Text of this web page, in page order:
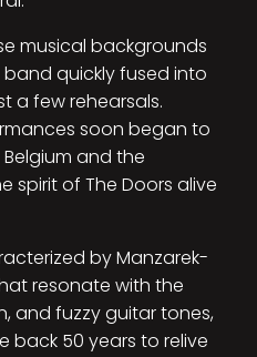
musical backgrounds
quickly fused into
a few rehearsals.
soon began to
and the
spirit of The Doors alive
by Manzarek-
resonate with the
and fuzzy guitar tones,
back 50 years to relive